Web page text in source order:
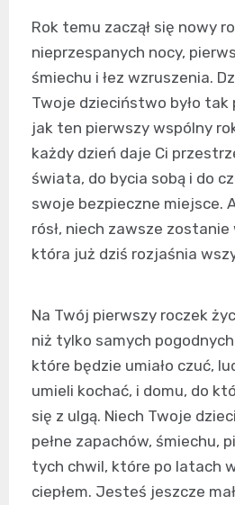
Rok temu zaczął się nowy
nieprzespanych nocy,
śmiechu i łez wzruszenia.
Twoje dzieciństwo było tak
jak ten pierwszy wspólny
każdy dzień daje Ci
świata, do bycia sobą i do
swoje bezpieczne miejsce.
rósł, niech zawsze
która już dziś rozjaśnia
Na Twój pierwszy roczek
niż tylko samych
które będzie umiało czuć,
umieli kochać, i domu, do
się z ulgą. Niech Twoje
pełne zapachów, śmiechu,
tych chwil, które po latach
ciepłem. Jesteś jeszcze